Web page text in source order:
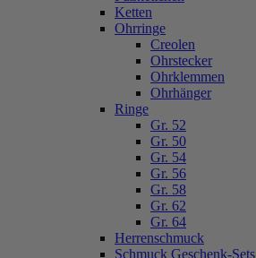
Ketten
Ohrringe
Creolen
Ohrstecker
Ohrklemmen
Ohrhänger
Ringe
Gr. 52
Gr. 50
Gr. 54
Gr. 56
Gr. 58
Gr. 62
Gr. 64
Herrenschmuck
Schmuck Geschenk-Sets